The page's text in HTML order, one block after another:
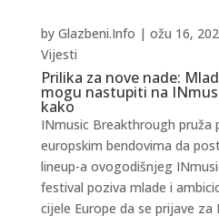
Prilika za nove nade:
mogu nastupiti na
kako
by Glazbeni.Info | ožu 16,
Vijesti
INmusic Breakthrough pruža
europskim bendovima da
lineup-a ovogodišnjeg
festival poziva mlade i
cijele Europe da se prijave